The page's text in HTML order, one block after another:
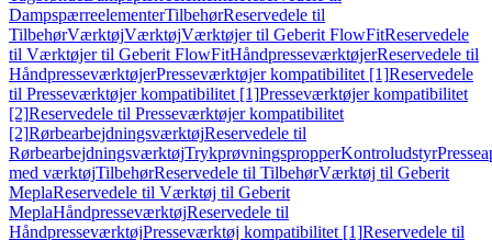
DampspærreelementerTilbehørReservedele til
TilbehørVærktøjVærktøjVærktøjer til Geberit FlowFitReservedele
til Værktøjer til Geberit FlowFitHåndpresseværktøjerReservedele til
HåndpresseværktøjerPresseværktøjer kompatibilitet [1]Reservedele
til Presseværktøjer kompatibilitet [1]Presseværktøjer kompatibilitet
[2]Reservedele til Presseværktøjer kompatibilitet
[2]RørbearbejdningsværktøjReservedele til
RørbearbejdningsværktøjTrykprøvningspropperKontroludstyr
med værktøjTilbehørReservedele til TilbehørVærktøj til Geberit
MeplaReservedele til Værktøj til Geberit
MeplaHåndpresseværktøjReservedele til
HåndpresseværktøjPresseværktøj kompatibilitet [1]Reservedele til